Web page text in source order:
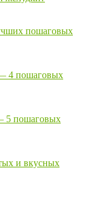
пошаговых
4 пошаговых
5 пошаговых
и вкусных